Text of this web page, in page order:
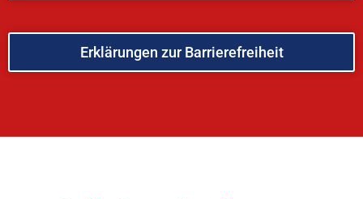
Erklärungen zur Barrierefreiheit